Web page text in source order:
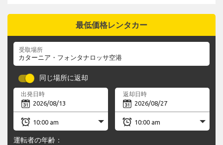
最低価格レンタカー
受取場所
同じ場所に返却
出発日時 返却日時
運転者の年齢：